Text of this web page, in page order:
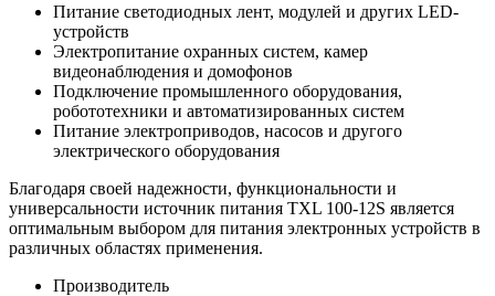
Питание светодиодных лент, модулей и других LED-
устройств
Электропитание охранных систем, камер
видеонаблюдения и домофонов
Подключение промышленного оборудования,
робототехники и автоматизированных систем
Питание электроприводов, насосов и другого
электрического оборудования
Благодаря своей надежности, функциональности и
универсальности источник питания TXL 100-12S является
оптимальным выбором для питания электронных устройств в
различных областях применения.
Производитель